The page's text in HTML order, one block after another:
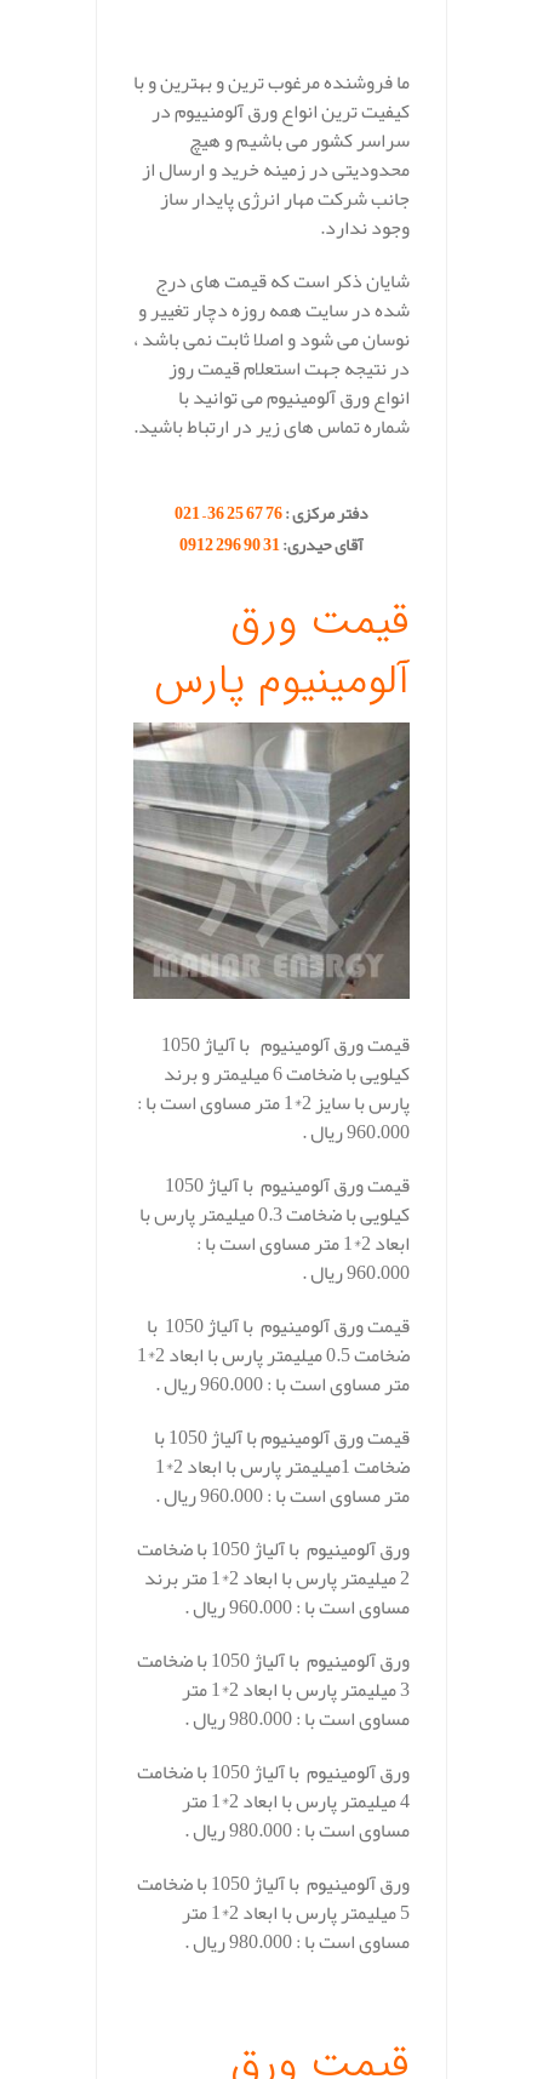
ما فروشنده مرغوب ترین و بهترین و با
کیفیت ترین انواع ورق آلومنییوم در
سراسر کشور می باشیم و هیچ
محدودیتی در زمینه خرید و ارسال از
جانب شرکت مهار انرژی پایدار ساز
وجود ندارد.
شایان ذکر است که قیمت های درج
شده در سایت همه روزه دچار تغییر و
نوسان می شود و اصلا ثابت نمی باشد ،
در نتیجه جهت استعلام قیمت روز
انواع ورق آلومینیوم می توانید با
شماره تماس های زیر در ارتباط باشید.
دفتر مرکزی :76 67 25 36 – 021
آقای حیدری:31 90 296 0912
قیمت ورق
آلومینیوم پارس
قیمت ورق آلومینیوم با آلیاژ 1050
کیلویی با ضخامت 6 میلیمتر و برند
پارس با سایز 2*1 متر مساوی است با :
960.000 ریال .
کیلویی با ضخامت 0.3 میلیمتر پارس با
ابعاد 2*1 متر مساوی است با :
960.000 ریال .
قیمت ورق آلومینیوم با آلیاژ 1050 با
ضخامت 0.5 میلیمتر پارس با ابعاد 2*1
متر مساوی است با : 960.000 ریال .
قیمت ورق آلومینیوم با آلیاژ 1050 با
ضخامت 1میلیمتر پارس با ابعاد 2*1
متر مساوی است با : 960.000 ریال .
ورق آلومینیوم با آلیاژ 1050 با ضخامت
2 میلیمتر پارس با ابعاد 2*1 متر برند
مساوی است با : 960.000 ریال .
ورق آلومینیوم با آلیاژ 1050 با ضخامت
3 میلیمتر پارس با ابعاد 2*1 متر
مساوی است با : 980.000 ریال .
ورق آلومینیوم با آلیاژ 1050 با ضخامت
4 میلیمتر پارس با ابعاد 2*1 متر
مساوی است با : 980.000 ریال .
ورق آلومینیوم با آلیاژ 1050 با ضخامت
5 میلیمتر پارس با ابعاد 2*1 متر
مساوی است با : 980.000 ریال .
قیمت ورق